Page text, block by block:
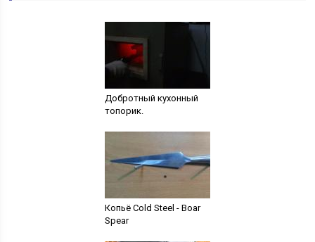
Добротный кухонный
топорик.
Копьё Cold Steel - Boar
Spear